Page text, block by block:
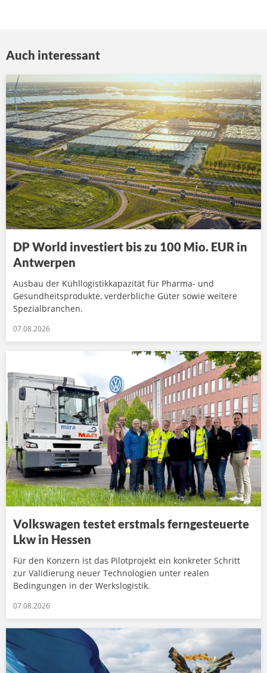
Auch interessant
DP World investiert bis zu 100 Mio. EUR in
Antwerpen
Ausbau der Kühllogistikkapazität für Pharma- und
Gesundheitsprodukte, verderbliche Güter sowie weitere
Spezialbranchen.
07.08.2026
Volkswagen testet erstmals ferngesteuerte
Lkw in Hessen
Für den Konzern ist das Pilotprojekt ein konkreter Schritt
zur Validierung neuer Technologien unter realen
Bedingungen in der Werkslogistik.
07.08.2026